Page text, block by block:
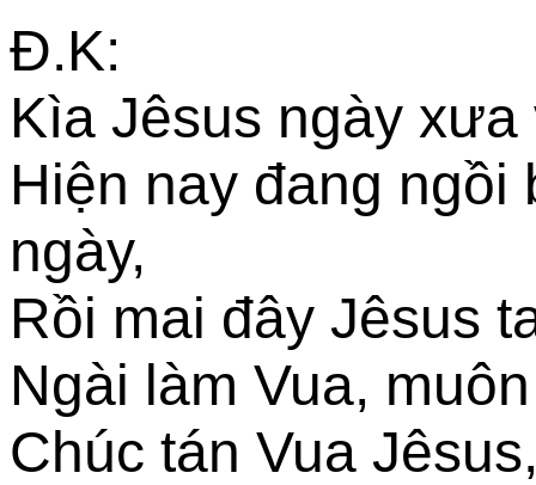
Đ.K:
Kìa Jêsus ngày xưa
Hiện nay đang
ngày,
Rồi mai đây Jêsus
Ngài làm Vua,
Chúc tán Vua